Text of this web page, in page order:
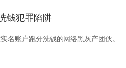
钱犯罪陷阱
名账户跑分洗钱的网络黑灰产团伙。